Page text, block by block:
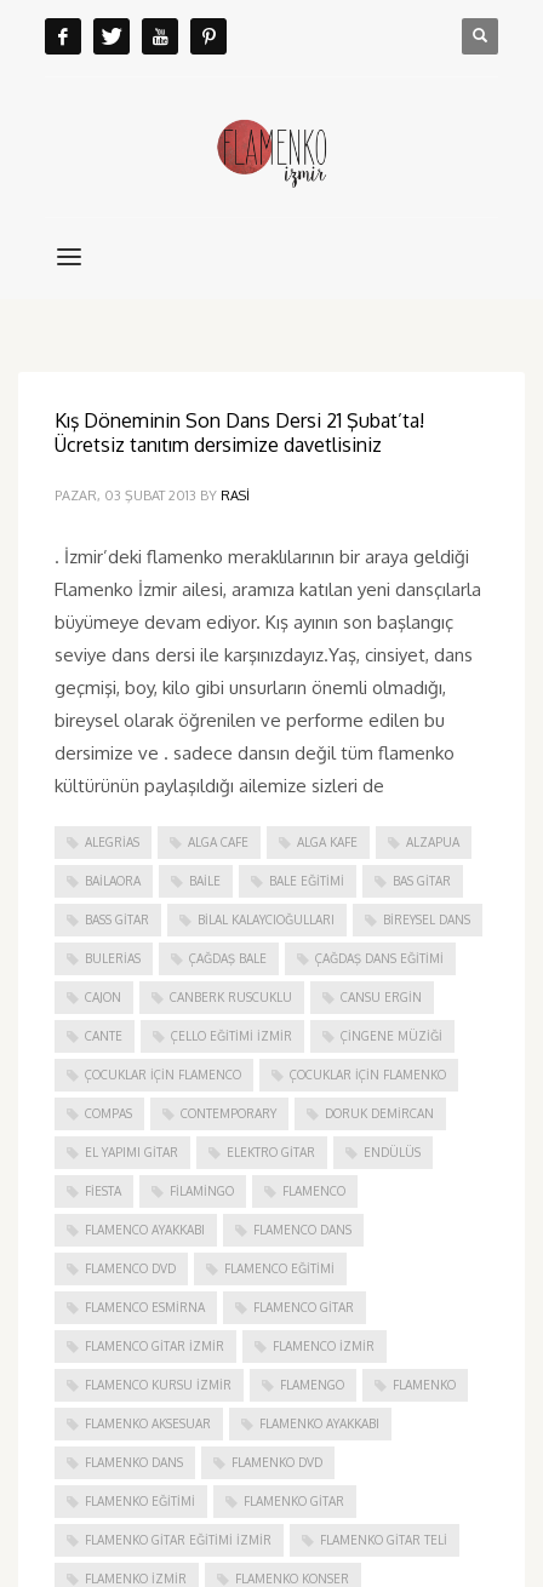
Kış Döneminin Son Dans Dersi 21 Şubat’ta!
Ücretsiz tanıtım dersimize davetlisiniz
PAZAR, 03 ŞUBAT 2013 BY RASI
. İzmir’deki flamenko meraklılarının bir araya geldiği
Flamenko İzmir ailesi, aramıza katılan yeni dansçılarla
büyümeye devam ediyor. Kış ayının son başlangıç
seviye dans dersi ile karşınızdayız.Yaş, cinsiyet, dans
geçmişi, boy, kilo gibi unsurların önemli olmadığı,
bireysel olarak öğrenilen ve performe edilen bu
dersimize ve . sadece dansın değil tüm flamenko
kültürünün paylaşıldığı ailemize sizleri de
ALEGRIAS ALGA CAFE ALGA KAFE ALZAPUA
BAILAORA BAILE BALE EĞITIMI BAS GITAR
BASS GITAR BILAL KALAYCIOĞULLARI BIREYSEL DANS
BULERIAS ÇAĞDAŞ BALE ÇAĞDAŞ DANS EĞITIMI
CAJON CANBERK RUSCUKLU CANSU ERGIN
CANTE ÇELLO EĞITIMI İZMIR ÇINGENE MÜZIĞI
ÇOCUKLAR IÇIN FLAMENCO ÇOCUKLAR IÇIN FLAMENKO
COMPAS CONTEMPORARY DORUK DEMIRCAN
EL YAPIMI GITAR ELEKTRO GITAR ENDÜLÜS
FIESTA FILAMINGO FLAMENCO
FLAMENCO AYAKKABI FLAMENCO DANS
FLAMENCO DVD FLAMENCO EĞITIMI
FLAMENCO ESMIRNA FLAMENCO GITAR
FLAMENCO GITAR İZMIR FLAMENCO IZMIR
FLAMENCO KURSU İZMIR FLAMENGO FLAMENKO
FLAMENKO AKSESUAR FLAMENKO AYAKKABI
FLAMENKO DANS FLAMENKO DVD
FLAMENKO EĞITIMI FLAMENKO GITAR
FLAMENKO GITAR EĞITIMI İZMIR FLAMENKO GITAR TELI
FLAMENKO IZMIR FLAMENKO KONSER